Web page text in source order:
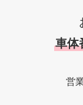
車体
営